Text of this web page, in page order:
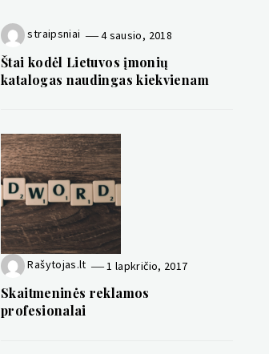
straipsniai 4 sausio, 2018
Štai kodėl Lietuvos įmonių
katalogas naudingas kiekvienam
Rašytojas.lt 1 lapkričio, 2017
Skaitmeninės reklamos
profesionalai